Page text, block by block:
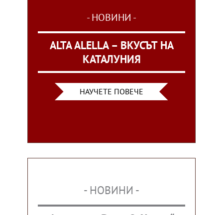
- НОВИНИ -
ALTA ALELLA – ВКУСЪТ НА
КАТАЛУНИЯ
НАУЧЕТЕ ПОВЕЧЕ
- НОВИНИ -